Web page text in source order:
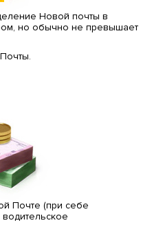
Новой почты в
но обычно не превышает
Почте (при себе